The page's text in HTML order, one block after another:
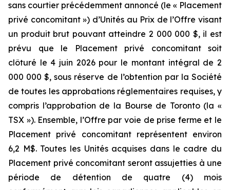
sans courtier précédemment annoncé (le « Placement
privé concomitant ») d’Unités au Prix de l’Offre visant
un produit brut pouvant atteindre 2 000 000 $, il est
prévu que le Placement privé concomitant soit
clôturé le 4 juin 2026 pour le montant intégral de 2
000 000 $, sous réserve de l’obtention par la Société
de toutes les approbations réglementaires requises, y
compris l’approbation de la Bourse de Toronto (la «
TSX »). Ensemble, l’Offre par voie de prise ferme et le
Placement privé concomitant représentent environ
6,2 M$. Toutes les Unités acquises dans le cadre du
Placement privé concomitant seront assujetties à une
période de détention de quatre (4) mois